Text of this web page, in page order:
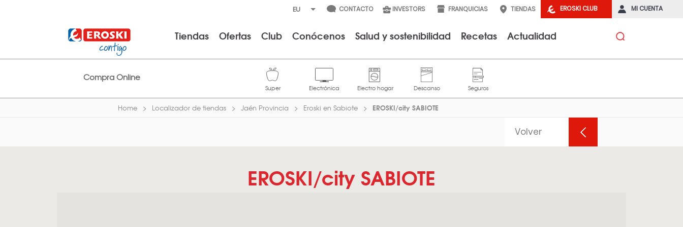
EROSKI CLUB MI CUENTA
CONTACTO INVESTORS FRANQUICIAS TIENDAS
Tiendas Ofertas Club Conócenos Salud y sostenibilidad Recetas Actualidad
Compra Online
Home Localizador de tiendas Jaén Provincia Eroski en Sabiote EROSKI/city SABIOTE
Volver
EROSKI/city SABIOTE